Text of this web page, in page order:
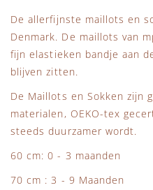
De allerfijnste maillots en
Denmark. De maillots van
fijn elastieken bandje aan
blijven zitten.
De Maillots en Sokken zijn
materialen, OEKO-tex
steeds duurzamer wordt.
60 cm: 0 - 3 maanden
70 cm : 3 - 9 Maanden